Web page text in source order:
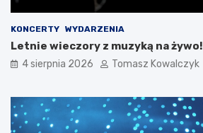
KONCERTY WYDARZENIA
Letnie wieczory z muzyką na żywo!
4 sierpnia 2026 Tomasz Kowalczyk